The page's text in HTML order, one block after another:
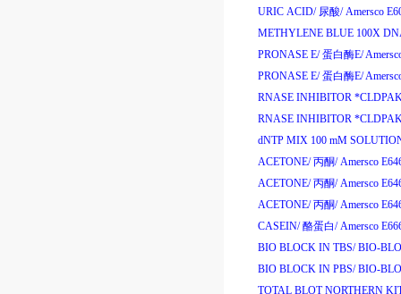
URIC ACID/ 尿酸/ Amersco
METHYLENE BLUE 100X
PRONASE E/ 蛋白酶E/
PRONASE E/ 蛋白酶E/
RNASE INHIBITOR
RNASE INHIBITOR
dNTP MIX 100 mM
ACETONE/ 丙酮/ Amersco
ACETONE/ 丙酮/ Amersco
ACETONE/ 丙酮/ Amersco
CASEIN/ 酪蛋白/ Amersco
BIO BLOCK IN TBS/ BIO-
BIO BLOCK IN PBS/ BIO-
TOTAL BLOT NORTHERN